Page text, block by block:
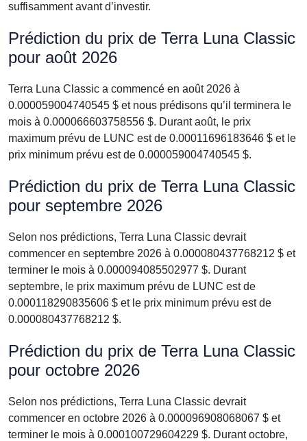
suffisamment avant d’investir.
Prédiction du prix de Terra Luna Classic
pour août 2026
Terra Luna Classic a commencé en août 2026 à
0.000059004740545 $ et nous prédisons qu’il terminera le
mois à 0.000066603758556 $. Durant août, le prix
maximum prévu de LUNC est de 0.00011696183646 $ et le
prix minimum prévu est de 0.000059004740545 $.
Prédiction du prix de Terra Luna Classic
pour septembre 2026
Selon nos prédictions, Terra Luna Classic devrait
commencer en septembre 2026 à 0.000080437768212 $ et
terminer le mois à 0.000094085502977 $. Durant
septembre, le prix maximum prévu de LUNC est de
0.000118290835606 $ et le prix minimum prévu est de
0.000080437768212 $.
Prédiction du prix de Terra Luna Classic
pour octobre 2026
Selon nos prédictions, Terra Luna Classic devrait
commencer en octobre 2026 à 0.000096908068067 $ et
terminer le mois à 0.000100729604229 $. Durant octobre,